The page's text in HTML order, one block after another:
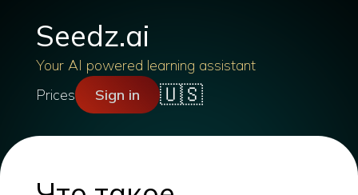
Seedz.ai
Your AI powered learning assistant
Prices
Sign in 🇺🇸